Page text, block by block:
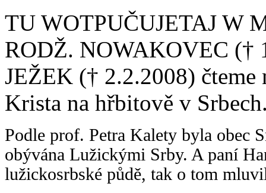
TU WOTPUČUJETAJ W
RODŽ. NOWAKOVEC (†
JEŽEK († 2.2.2008)
Krista na hřbitově v
Podle prof. Petra Kalety byla obec
obývána Lužickými Srby. A paní
lužickosrbské půdě, tak o tom